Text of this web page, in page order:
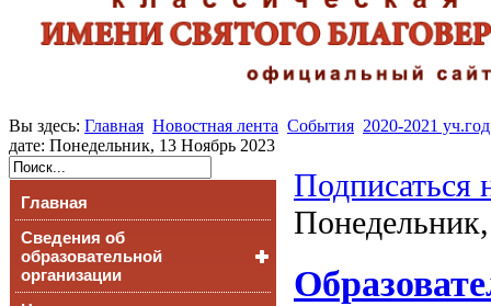
Вы здесь: Главная Новостная лента События 2020-2021 уч.год
дате: Понедельник, 13 Ноябрь 2023
Главная
Сведения об
образовательной
организации
Подписаться